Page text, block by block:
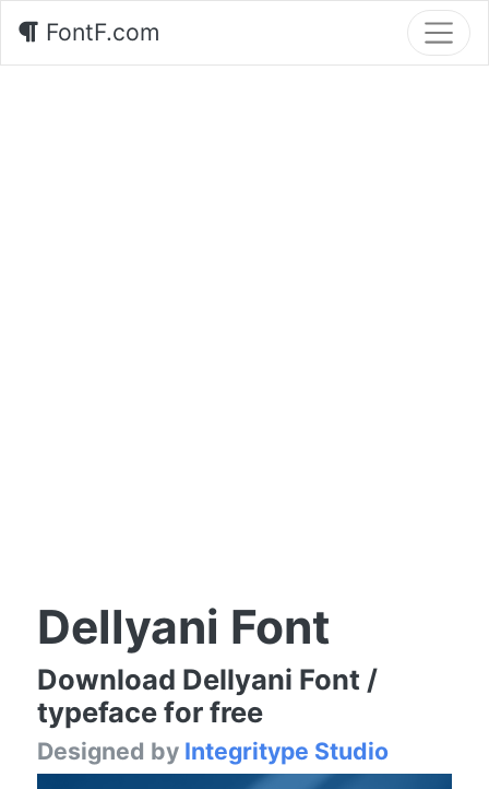
FontF.com
Dellyani Font
Download Dellyani Font /
typeface for free
Designed by Integritype Studio